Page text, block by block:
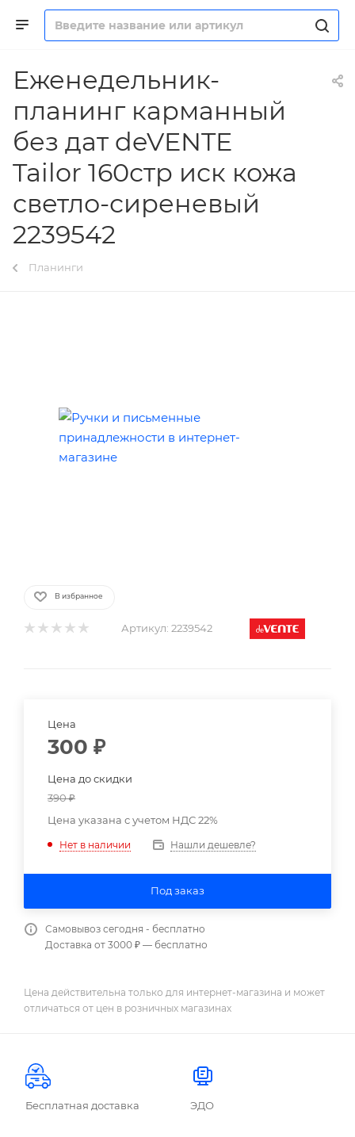
Еженедельник-
планинг карманный
без дат deVENTE
Tailor 160стр иск кожа
светло-сиреневый
2239542
Планинги
В избранное
Артикул: 2239542
Цена
300 ₽
Цена до скидки
390₽
Цена указана с учетом НДС 22%
Нет в наличии Нашли дешевле?
Под заказ
Самовывоз сегодня - бесплатно
Доставка от 3000 ₽ — бесплатно
Цена действительна только для интернет-магазина и может
отличаться от цен в розничных магазинах
Бесплатная доставка ЭДО